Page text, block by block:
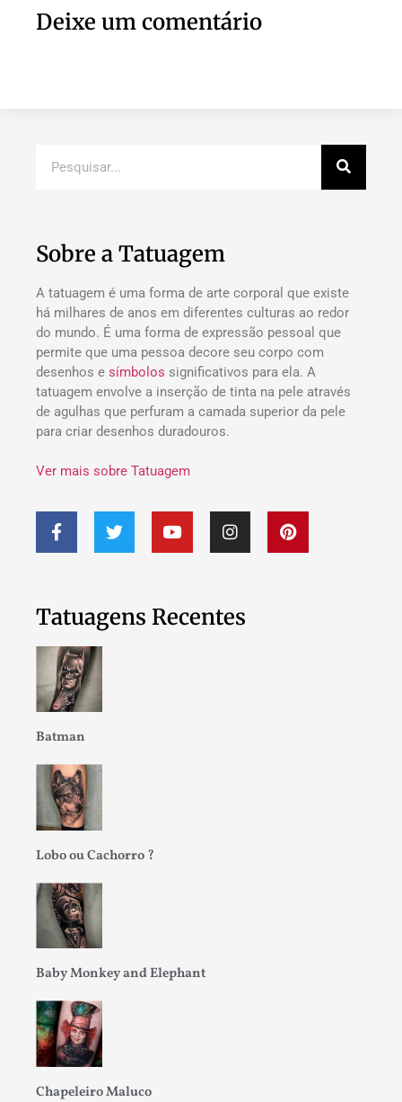
Deixe um comentário
Sobre a Tatuagem
A tatuagem é uma forma de arte corporal que existe
há milhares de anos em diferentes culturas ao redor
do mundo. É uma forma de expressão pessoal que
permite que uma pessoa decore seu corpo com
desenhos e símbolos significativos para ela. A
tatuagem envolve a inserção de tinta na pele através
de agulhas que perfuram a camada superior da pele
para criar desenhos duradouros.
Ver mais sobre Tatuagem
Tatuagens Recentes
Batman
Lobo ou Cachorro ?
Baby Monkey and Elephant
Chapeleiro Maluco